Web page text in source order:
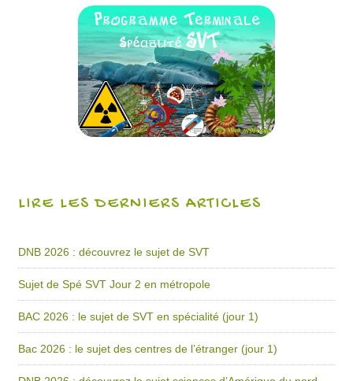
LIRE LES DERNIERS ARTICLES
DNB 2026 : découvrez le sujet de SVT
Sujet de Spé SVT Jour 2 en métropole
BAC 2026 : le sujet de SVT en spécialité (jour 1)
Bac 2026 : le sujet des centres de l’étranger (jour 1)